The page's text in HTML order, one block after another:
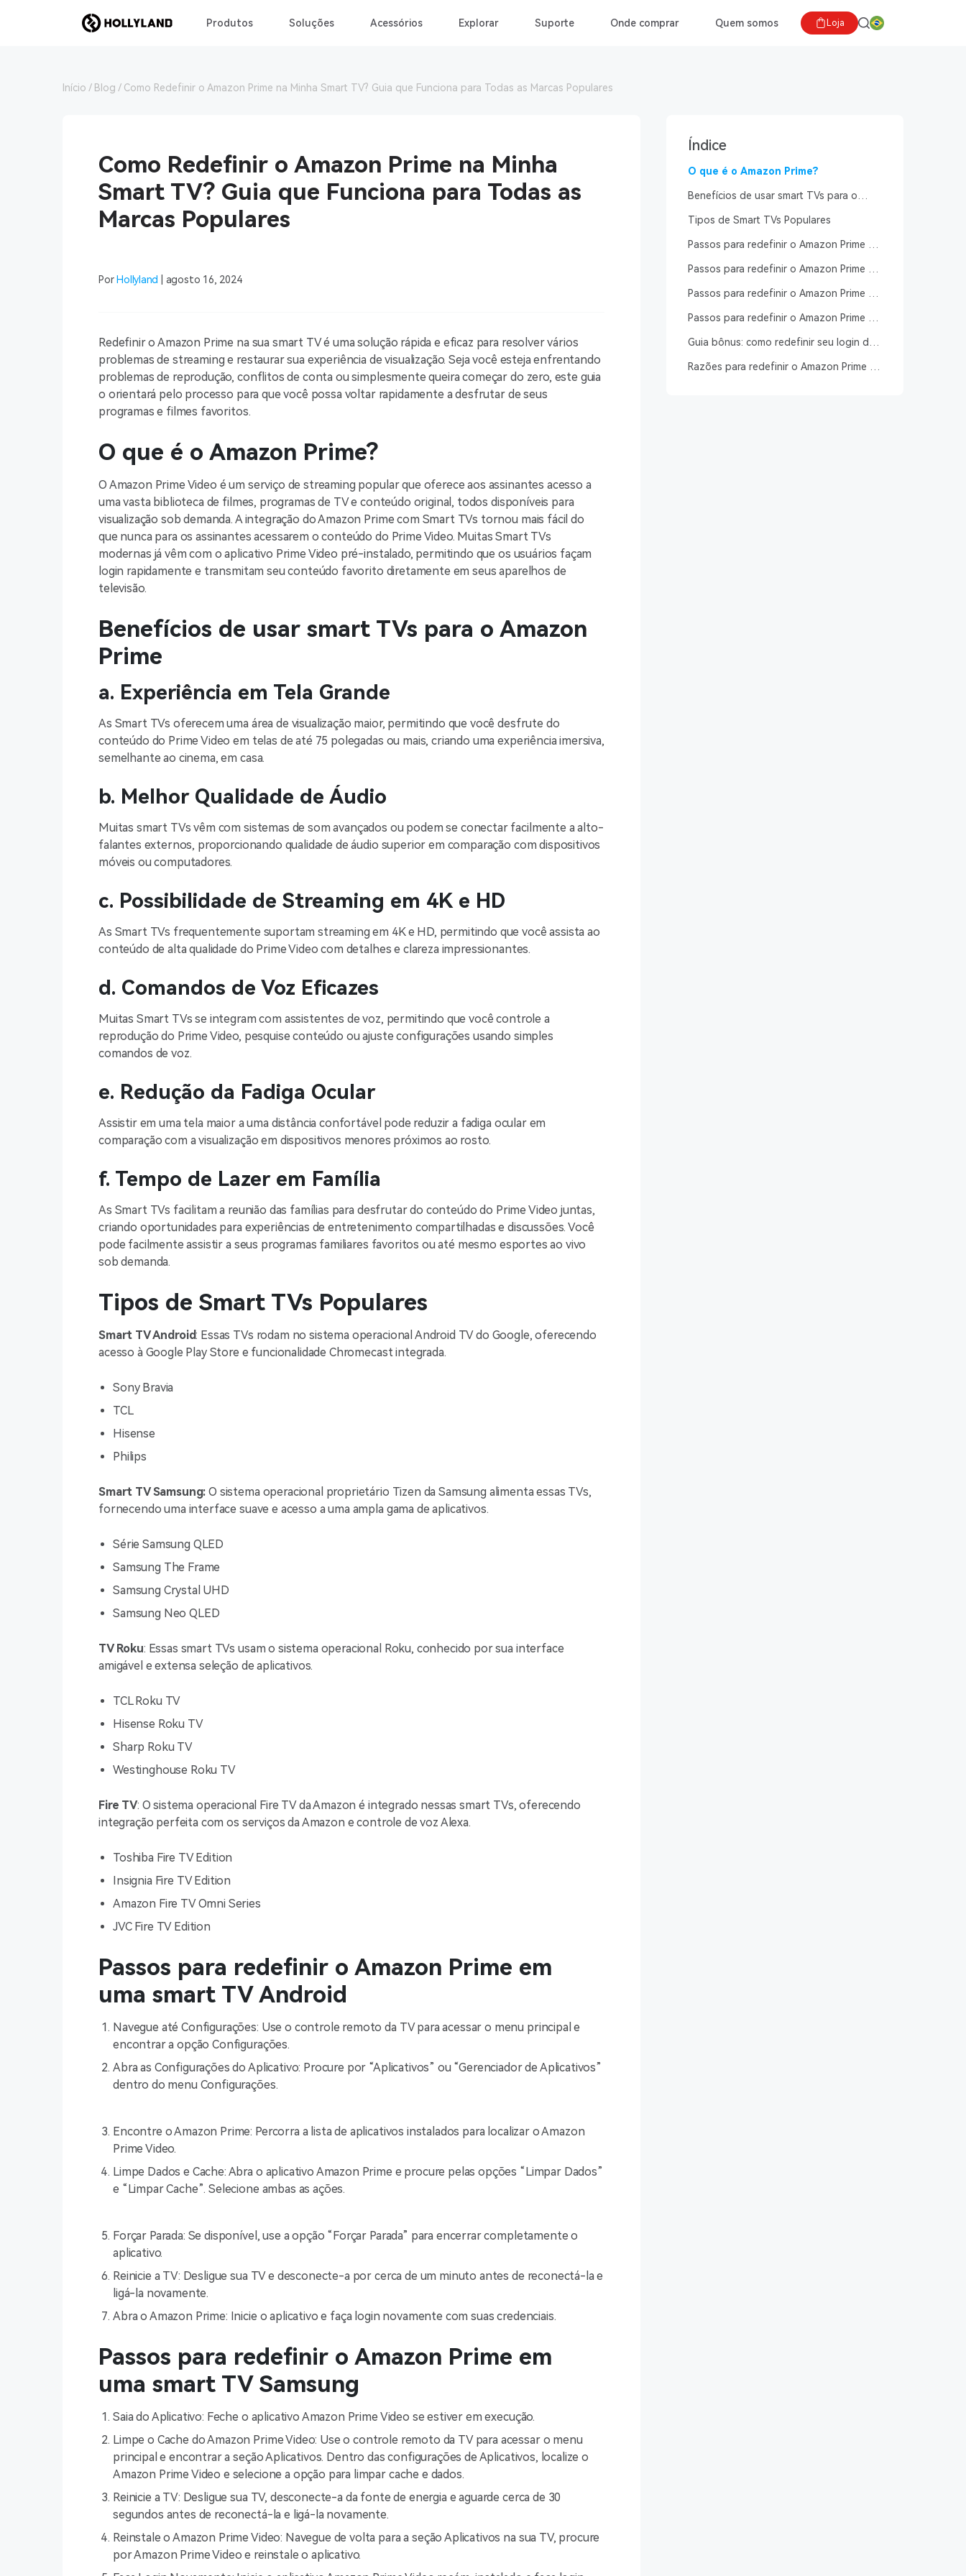
Produtos Soluções Acessórios Explorar Suporte Onde comprar Quem somos Loja
Início Blog Como Redefinir o Amazon Prime na Minha Smart TV? Guia que Funciona para Todas as Marcas Populares
Como Redefinir o Amazon Prime na Minha
Smart TV? Guia que Funciona para Todas as
Marcas Populares
Por Hollyland | agosto 16, 2024
Redefinir o Amazon Prime na sua smart TV é uma solução rápida e eficaz para resolver vários
problemas de streaming e restaurar sua experiência de visualização. Seja você esteja enfrentando
problemas de reprodução, conflitos de conta ou simplesmente queira começar do zero, este guia
o orientará pelo processo para que você possa voltar rapidamente a desfrutar de seus
programas e filmes favoritos.
O que é o Amazon Prime?
O Amazon Prime Video é um serviço de streaming popular que oferece aos assinantes acesso a
uma vasta biblioteca de filmes, programas de TV e conteúdo original, todos disponíveis para
visualização sob demanda. A integração do Amazon Prime com Smart TVs tornou mais fácil do
que nunca para os assinantes acessarem o conteúdo do Prime Video. Muitas Smart TVs
modernas já vêm com o aplicativo Prime Video pré-instalado, permitindo que os usuários façam
login rapidamente e transmitam seu conteúdo favorito diretamente em seus aparelhos de
televisão.
Benefícios de usar smart TVs para o Amazon
Prime
a. Experiência em Tela Grande
As Smart TVs oferecem uma área de visualização maior, permitindo que você desfrute do
conteúdo do Prime Video em telas de até 75 polegadas ou mais, criando uma experiência imersiva,
semelhante ao cinema, em casa.
b. Melhor Qualidade de Áudio
Muitas smart TVs vêm com sistemas de som avançados ou podem se conectar facilmente a alto-
falantes externos, proporcionando qualidade de áudio superior em comparação com dispositivos
móveis ou computadores.
c. Possibilidade de Streaming em 4K e HD
As Smart TVs frequentemente suportam streaming em 4K e HD, permitindo que você assista ao
conteúdo de alta qualidade do Prime Video com detalhes e clareza impressionantes.
d. Comandos de Voz Eficazes
Muitas Smart TVs se integram com assistentes de voz, permitindo que você controle a
reprodução do Prime Video, pesquise conteúdo ou ajuste configurações usando simples
comandos de voz.
e. Redução da Fadiga Ocular
Assistir em uma tela maior a uma distância confortável pode reduzir a fadiga ocular em
comparação com a visualização em dispositivos menores próximos ao rosto.
f. Tempo de Lazer em Família
As Smart TVs facilitam a reunião das famílias para desfrutar do conteúdo do Prime Video juntas,
criando oportunidades para experiências de entretenimento compartilhadas e discussões. Você
pode facilmente assistir a seus programas familiares favoritos ou até mesmo esportes ao vivo
sob demanda.
Tipos de Smart TVs Populares
Smart TV Android: Essas TVs rodam no sistema operacional Android TV do Google, oferecendo
acesso à Google Play Store e funcionalidade Chromecast integrada.
Sony Bravia
TCL
Hisense
Philips
Smart TV Samsung: O sistema operacional proprietário Tizen da Samsung alimenta essas TVs,
fornecendo uma interface suave e acesso a uma ampla gama de aplicativos.
Série Samsung QLED
Samsung The Frame
Samsung Crystal UHD
Samsung Neo QLED
TV Roku: Essas smart TVs usam o sistema operacional Roku, conhecido por sua interface
amigável e extensa seleção de aplicativos.
TCL Roku TV
Hisense Roku TV
Sharp Roku TV
Westinghouse Roku TV
Fire TV: O sistema operacional Fire TV da Amazon é integrado nessas smart TVs, oferecendo
integração perfeita com os serviços da Amazon e controle de voz Alexa.
Toshiba Fire TV Edition
Insignia Fire TV Edition
Amazon Fire TV Omni Series
JVC Fire TV Edition
Passos para redefinir o Amazon Prime em
uma smart TV Android
Navegue até Configurações: Use o controle remoto da TV para acessar o menu principal e
encontrar a opção Configurações.
Abra as Configurações do Aplicativo: Procure por “Aplicativos” ou “Gerenciador de Aplicativos”
dentro do menu Configurações.
Encontre o Amazon Prime: Percorra a lista de aplicativos instalados para localizar o Amazon
Prime Video.
Limpe Dados e Cache: Abra o aplicativo Amazon Prime e procure pelas opções “Limpar Dados”
e “Limpar Cache”. Selecione ambas as ações.
Forçar Parada: Se disponível, use a opção “Forçar Parada” para encerrar completamente o
aplicativo.
Reinicie a TV: Desligue sua TV e desconecte-a por cerca de um minuto antes de reconectá-la e
ligá-la novamente.
Abra o Amazon Prime: Inicie o aplicativo e faça login novamente com suas credenciais.
Passos para redefinir o Amazon Prime em
uma smart TV Samsung
Saia do Aplicativo: Feche o aplicativo Amazon Prime Video se estiver em execução.
Limpe o Cache do Amazon Prime Video: Use o controle remoto da TV para acessar o menu
principal e encontrar a seção Aplicativos. Dentro das configurações de Aplicativos, localize o
Amazon Prime Video e selecione a opção para limpar cache e dados.
Reinicie a TV: Desligue sua TV, desconecte-a da fonte de energia e aguarde cerca de 30
segundos antes de reconectá-la e ligá-la novamente.
Reinstale o Amazon Prime Video: Navegue de volta para a seção Aplicativos na sua TV, procure
por Amazon Prime Video e reinstale o aplicativo.
Índice
O que é o Amazon Prime?
Benefícios de usar smart TVs para o
Tipos de Smart TVs Populares
Passos para redefinir o Amazon Prime em
Passos para redefinir o Amazon Prime em
Passos para redefinir o Amazon Prime em
Passos para redefinir o Amazon Prime em
Guia bônus: como redefinir seu login do
Razões para redefinir o Amazon Prime na